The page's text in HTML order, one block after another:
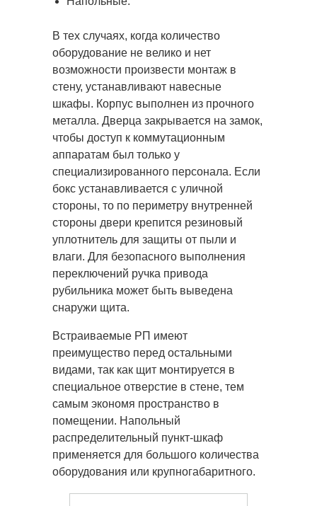
В тех случаях, когда количество
оборудование не велико и нет
возможности произвести монтаж в
стену, устанавливают навесные
шкафы. Корпус выполнен из прочного
металла. Дверца закрывается на замок,
чтобы доступ к коммутационным
аппаратам был только у
специализированного персонала. Если
бокс устанавливается с уличной
стороны, то по периметру внутренней
стороны двери крепится резиновый
уплотнитель для защиты от пыли и
влаги. Для безопасного выполнения
переключений ручка привода
рубильника может быть выведена
снаружи щита.
Встраиваемые РП имеют
преимущество перед остальными
видами, так как щит монтируется в
специальное отверстие в стене, тем
самым экономя пространство в
помещении. Напольный
распределительный пункт-шкаф
применяется для большого количества
оборудования или крупногабаритного.